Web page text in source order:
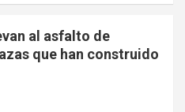
al asfalto de
que han construido